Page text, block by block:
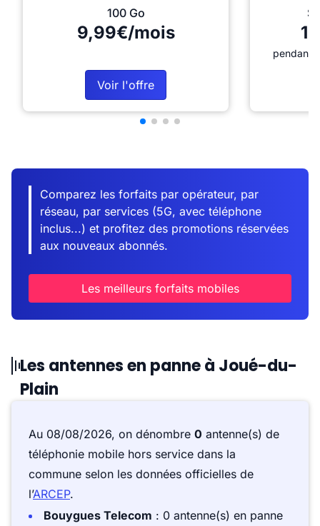
100 Go
9,99€/mois
Voir l'offre
pendant
Comparez les forfaits par opérateur, par
réseau, par services (5G, avec téléphone
inclus...) et profitez des promotions réservées
aux nouveaux abonnés.
Les meilleurs forfaits mobiles
Les antennes en panne à Joué-du-
Plain
Au 08/08/2026, on dénombre 0 antenne(s) de
téléphonie mobile hors service dans la
commune selon les données officielles de
l’ARCEP.
Bouygues Telecom : 0 antenne(s) en panne